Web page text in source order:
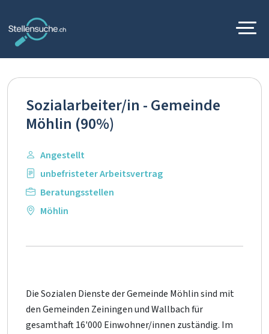
Sozialarbeiter/in - Gemeinde
Möhlin (90%)
Angestellt
unbefristeter Arbeitsvertrag
Beratungsstellen
Möhlin
Die Sozialen Dienste der Gemeinde Möhlin sind mit
den Gemeinden Zeiningen und Wallbach für
gesamthaft 16'000 Einwohner/innen zuständig. Im